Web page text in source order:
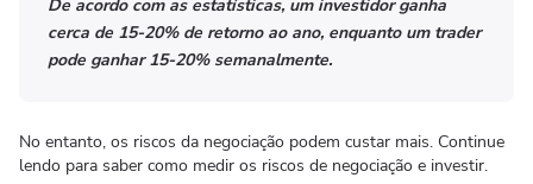
De acordo com as estatísticas, um investidor ganha
cerca de 15-20% de retorno ao ano, enquanto um trader
pode ganhar 15-20% semanalmente.
No entanto, os riscos da negociação podem custar mais. Continue
lendo para saber como medir os riscos de negociação e investir.